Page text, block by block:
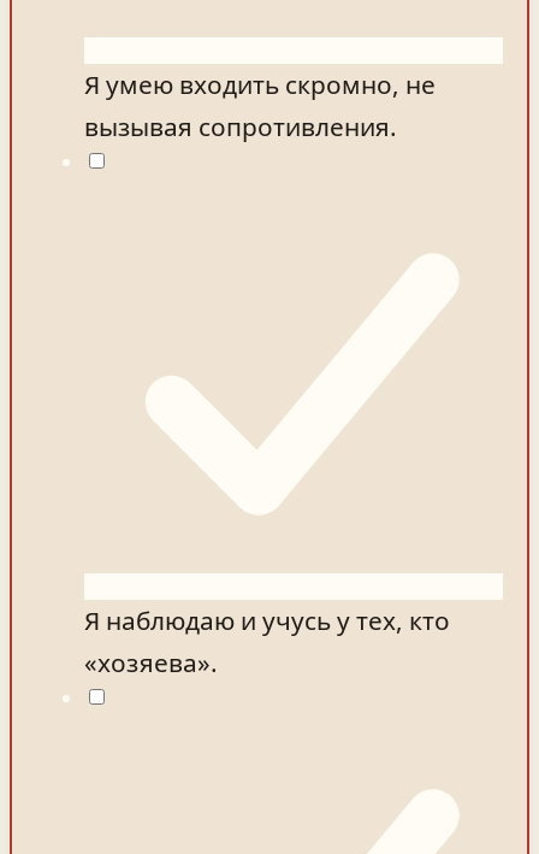
Я умею входить скромно, не
вызывая сопротивления.
Я наблюдаю и учусь у тех, кто
«хозяева».